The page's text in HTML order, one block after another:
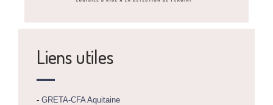
Liens utiles
- GRETA-CFA Aquitaine